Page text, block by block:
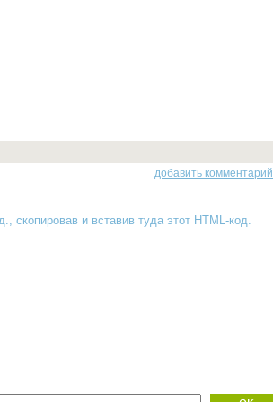
добавить комментарий
скопировав и вставив туда этот HTML-код.